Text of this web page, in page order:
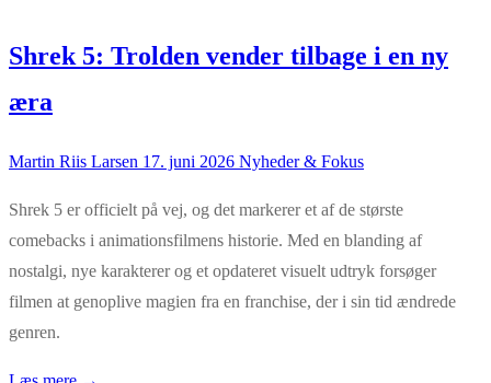
Shrek 5: Trolden vender tilbage i en ny
æra
Martin Riis Larsen 17. juni 2026 Nyheder & Fokus
Shrek 5 er officielt på vej, og det markerer et af de største
comebacks i animationsfilmens historie. Med en blanding af
nostalgi, nye karakterer og et opdateret visuelt udtryk forsøger
filmen at genoplive magien fra en franchise, der i sin tid ændrede
genren.